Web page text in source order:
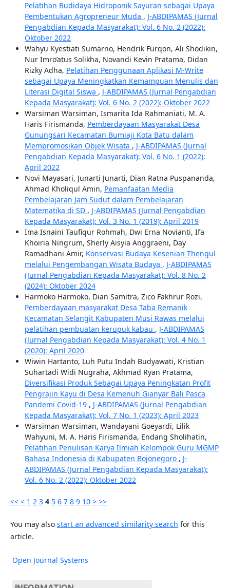
Pelatihan Budidaya Hidroponik Sayuran sebagai Upaya
Pembentukan Agropreneur Muda , J-ABDIPAMAS (Jurnal
Pengabdian Kepada Masyarakat): Vol. 6 No. 2 (2022):
Oktober 2022
Wahyu Kyestiati Sumarno, Hendrik Furqon, Ali Shodikin,
Nur Imro’atus Solikha, Novandi Kevin Pratama, Didan
Rizky Adha, Pelatihan Penggunaan Aplikasi M-Write
sebagai Upaya Meningkatkan Kemampuan Menulis dan
Literasi Digital Siswa , J-ABDIPAMAS (Jurnal Pengabdian
Kepada Masyarakat): Vol. 6 No. 2 (2022): Oktober 2022
Warsiman Warsiman, Ismarita Ida Rahmaniati, M. A.
Haris Firismanda, Pemberdayaan Masyarakat Desa
Gunungsari Kecamatan Bumiaji Kota Batu dalam
Mempromosikan Objek Wisata , J-ABDIPAMAS (Jurnal
Pengabdian Kepada Masyarakat): Vol. 6 No. 1 (2022):
April 2022
Novi Mayasari, Junarti Junarti, Dian Ratna Puspananda,
Ahmad Kholiqul Amin, Pemanfaatan Media
Pembelajaran Jam Sudut dalam Pembelajaran
Matematika di SD , J-ABDIPAMAS (Jurnal Pengabdian
Kepada Masyarakat): Vol. 3 No. 1 (2019): April 2019
Ima Isnaini Taufiqur Rohmah, Dwi Erna Novianti, Ifa
Khoiria Ningrum, Sherly Aisyia Anggraeni, Day
Ramadhani Amir, Konservasi Budaya Kesenian Thengul
melalui Pengembangan Wisata Budaya , J-ABDIPAMAS
(Jurnal Pengabdian Kepada Masyarakat): Vol. 8 No. 2
(2024): Oktober 2024
Harmoko Harmoko, Dian Samitra, Zico Fakhrur Rozi,
Pemberdayaan masyarakat Desa Taba Remanik
Kecamatan Selangit Kabupaten Musi Rawas melalui
pelatihan pembuatan kerupuk kabau , J-ABDIPAMAS
(Jurnal Pengabdian Kepada Masyarakat): Vol. 4 No. 1
(2020): April 2020
Wiwin Hartanto, Luh Putu Indah Budyawati, Kristian
Suhartadi Widi Nugraha, Akhmad Ryan Pratama,
Diversifikasi Produk Sebagai Upaya Peningkatan Profit
Pengrajin Kayu di Desa Kemenuh Gianyar Bali Pasca
Pandemi Covid-19 , J-ABDIPAMAS (Jurnal Pengabdian
Kepada Masyarakat): Vol. 7 No. 1 (2023): April 2023
Warsiman Warsiman, Wandayani Goeyardi, Lilik
Wahyuni, M. A. Haris Firismanda, Endang Sholihatin,
Pelatihan Penulisan Karya Ilmiah Kelompok Guru MGMP
Bahasa Indonesia di Kabupaten Bojonegoro , J-
ABDIPAMAS (Jurnal Pengabdian Kepada Masyarakat):
Vol. 6 No. 2 (2022): Oktober 2022
<< < 1 2 3 4 5 6 7 8 9 10 > >>
You may also start an advanced similarity search for this
article.
Open Journal Systems